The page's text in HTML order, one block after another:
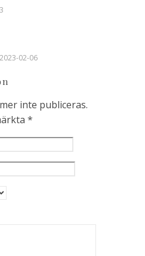
2023-02-06
inte publiceras.
*